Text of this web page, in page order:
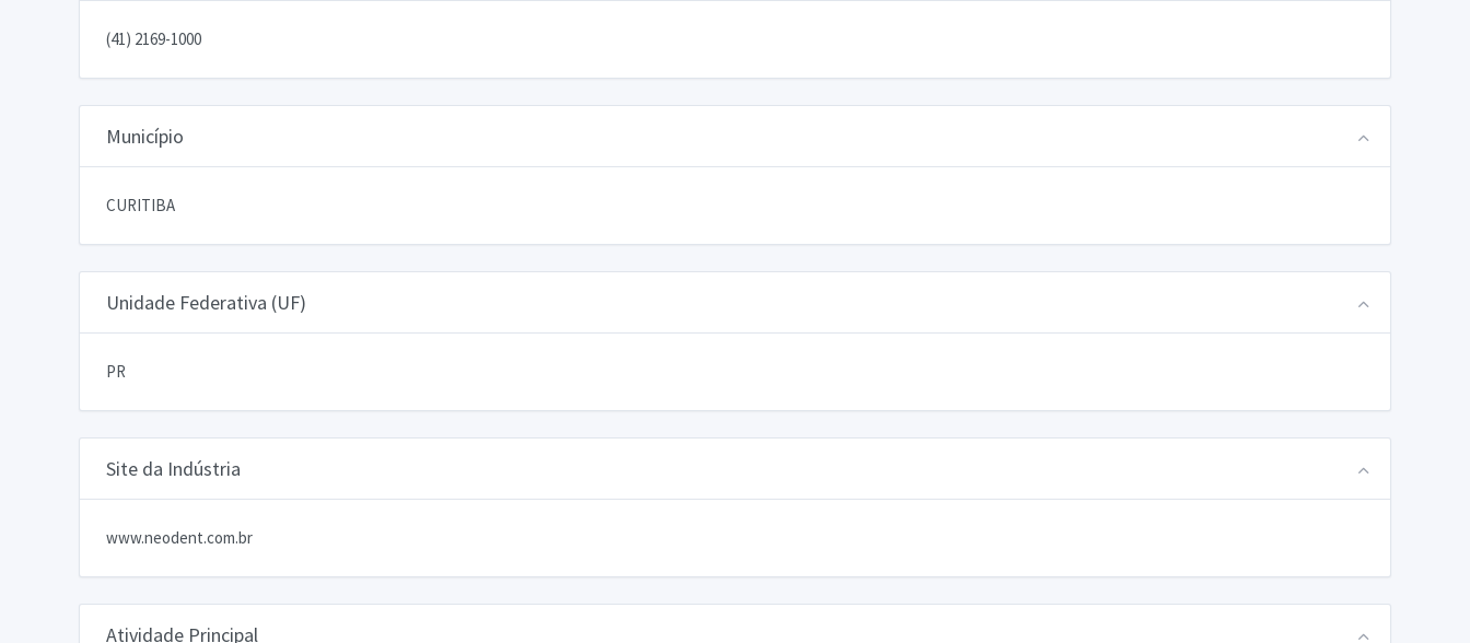
(41) 2169-1000
Município
CURITIBA
Unidade Federativa (UF)
PR
Site da Indústria
www.neodent.com.br
Atividade Principal